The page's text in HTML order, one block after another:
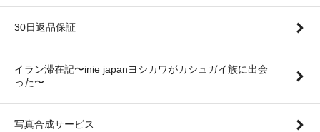
30日返品保証
イラン滞在記〜inie japanヨシカワがカシュガイ族に出会
った〜
写真合成サービス